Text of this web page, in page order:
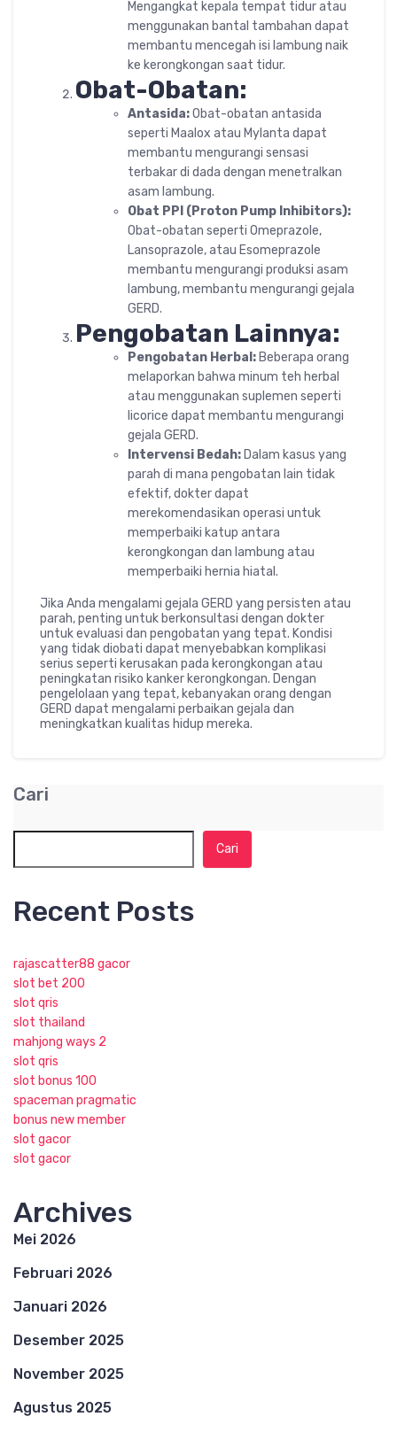
Mengangkat kepala tempat tidur atau
menggunakan bantal tambahan dapat
membantu mencegah isi lambung naik
ke kerongkongan saat tidur.
Obat-Obatan:
Antasida:Obat-obatan antasida
seperti Maalox atau Mylanta dapat
membantu mengurangi sensasi
terbakar di dada dengan menetralkan
asam lambung.
Obat PPI (Proton Pump Inhibitors):
Obat-obatan seperti Omeprazole,
Lansoprazole, atau Esomeprazole
membantu mengurangi produksi asam
lambung, membantu mengurangi gejala
GERD.
Pengobatan Lainnya:
Pengobatan Herbal:Beberapa orang
melaporkan bahwa minum teh herbal
atau menggunakan suplemen seperti
licorice dapat membantu mengurangi
gejala GERD.
Intervensi Bedah:Dalam kasus yang
parah di mana pengobatan lain tidak
efektif, dokter dapat
merekomendasikan operasi untuk
memperbaiki katup antara
kerongkongan dan lambung atau
memperbaiki hernia hiatal.
Jika Anda mengalami gejala GERD yang persisten atau
parah, penting untuk berkonsultasi dengan dokter
untuk evaluasi dan pengobatan yang tepat. Kondisi
yang tidak diobati dapat menyebabkan komplikasi
serius seperti kerusakan pada kerongkongan atau
peningkatan risiko kanker kerongkongan. Dengan
pengelolaan yang tepat, kebanyakan orang dengan
GERD dapat mengalami perbaikan gejala dan
meningkatkan kualitas hidup mereka.
Cari
Cari
Recent Posts
rajascatter88 gacor
slot bet 200
slot qris
slot thailand
mahjong ways 2
slot qris
slot bonus 100
spaceman pragmatic
bonus new member
slot gacor
slot gacor
Archives
Mei 2026
Februari 2026
Januari 2026
Desember 2025
November 2025
Agustus 2025